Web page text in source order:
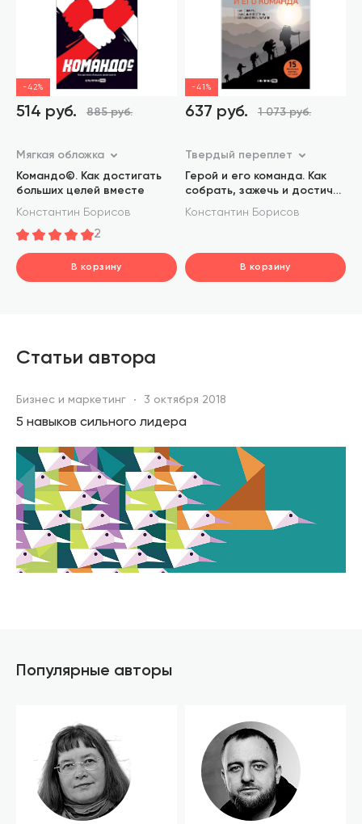
-42%
514 руб. 885 руб.
Мягкая обложка
Командо©. Как достигать
больших целей вместе
Константин Борисов
2
В корзину
-41%
637 руб. 1 073 руб.
Твердый переплет
Герой и его команда. Как
собрать, зажечь и достичь
больших результатов
Константин Борисов
В корзину
Статьи автора
Бизнес и маркетинг 3 октября 2018
5 навыков сильного лидера
Популярные авторы